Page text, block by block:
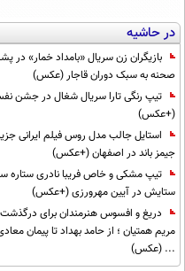
در حاشیه
بازیگران زن سریال «بامداد خمار» در
صحنه به سبک دوران قاجار (عکس)
تیپ رنگی تارا سریال شغال در جشن
(+عکس)
استایل جالب مدل روس فیلم ایرانی
جیمز باند در اصفهان (+عکس)
تیپ مشکی و خاص فریبا نادری ستاره
ستایش در آیین مهرورزی (+عکس)
دریغ و افسوس هنرمندان برای درگذشت
مریم همتیان ؛ از حامد بهداد تا پیمان
... (عکس)